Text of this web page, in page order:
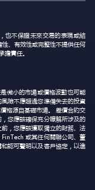
也不保證未來交易的表現或結
、有效性或完整性不提供任何
責任。
微小的市場或價格波動也可能
險不應超過您準備失去的投資
格源自基礎市場。 差價合約交
您應該確保充分瞭解所涉及的
，您應該獲取獨立的財務、法
或其任何關聯公司、董
認可聲明以及客戶協定，以進